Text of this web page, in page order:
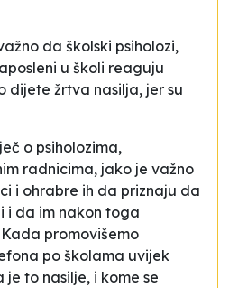
da školski psiholozi,
u školi reaguju
dijete žrtva nasilja, jer su
o psiholozima,
radnicima, jako je važno
i ohrabre ih da priznaju da
i da im nakon toga
promovišemo
po školama uvijek
to nasilje, i kome se